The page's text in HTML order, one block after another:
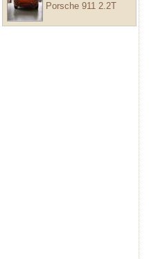
Porsche 911 2.2T